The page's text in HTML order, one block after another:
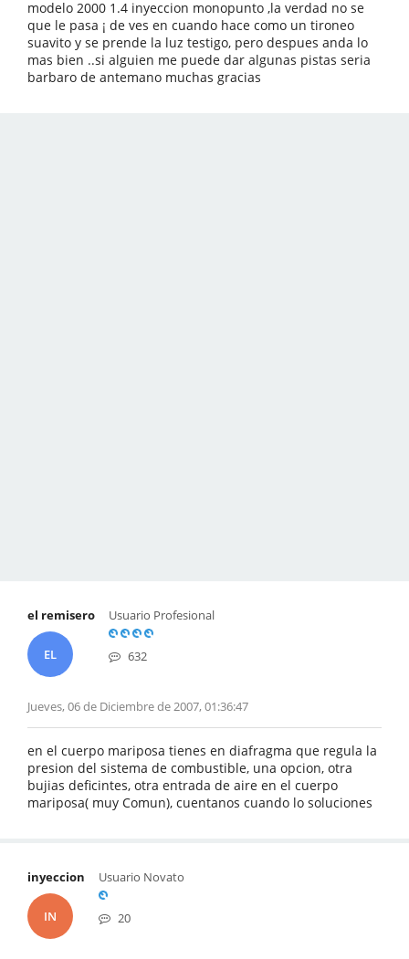
modelo 2000 1.4 inyeccion monopunto ,la verdad no se
que le pasa ¡ de ves en cuando hace como un tironeo
suavito y se prende la luz testigo, pero despues anda lo
mas bien ..si alguien me puede dar algunas pistas seria
barbaro de antemano muchas gracias
el remisero
EL
Usuario Profesional
632
Jueves, 06 de Diciembre de 2007, 01:36:47
en el cuerpo mariposa tienes en diafragma que regula la
presion del sistema de combustible, una opcion, otra
bujias deficintes, otra entrada de aire en el cuerpo
mariposa( muy Comun), cuentanos cuando lo soluciones
inyeccion
IN
Usuario Novato
20